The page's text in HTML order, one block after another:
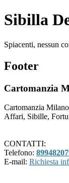
Sibilla
Spiacenti, nessun
Footer
Cartomanzia
Cartomanzia
Affari, Sibille,
CONTATTI:
Telefono:
E-mail: Richiesta